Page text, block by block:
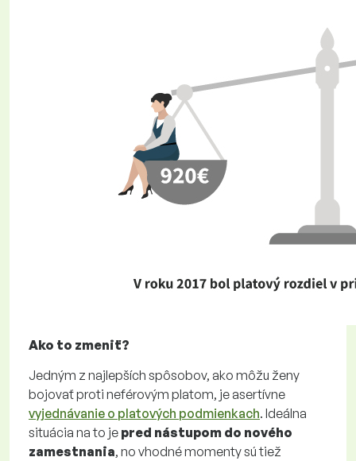
Ako to zmeniť?
Jedným z najlepších spôsobov, ako môžu ženy
bojovať proti neférovým platom, je asertívne
vyjednávanie o platových podmienkach. Ideálna
situácia na to je pred nástupom do nového
zamestnania, no vhodné momenty sú tiež